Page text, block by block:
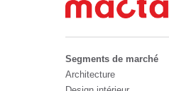
Segments de marché
Architecture